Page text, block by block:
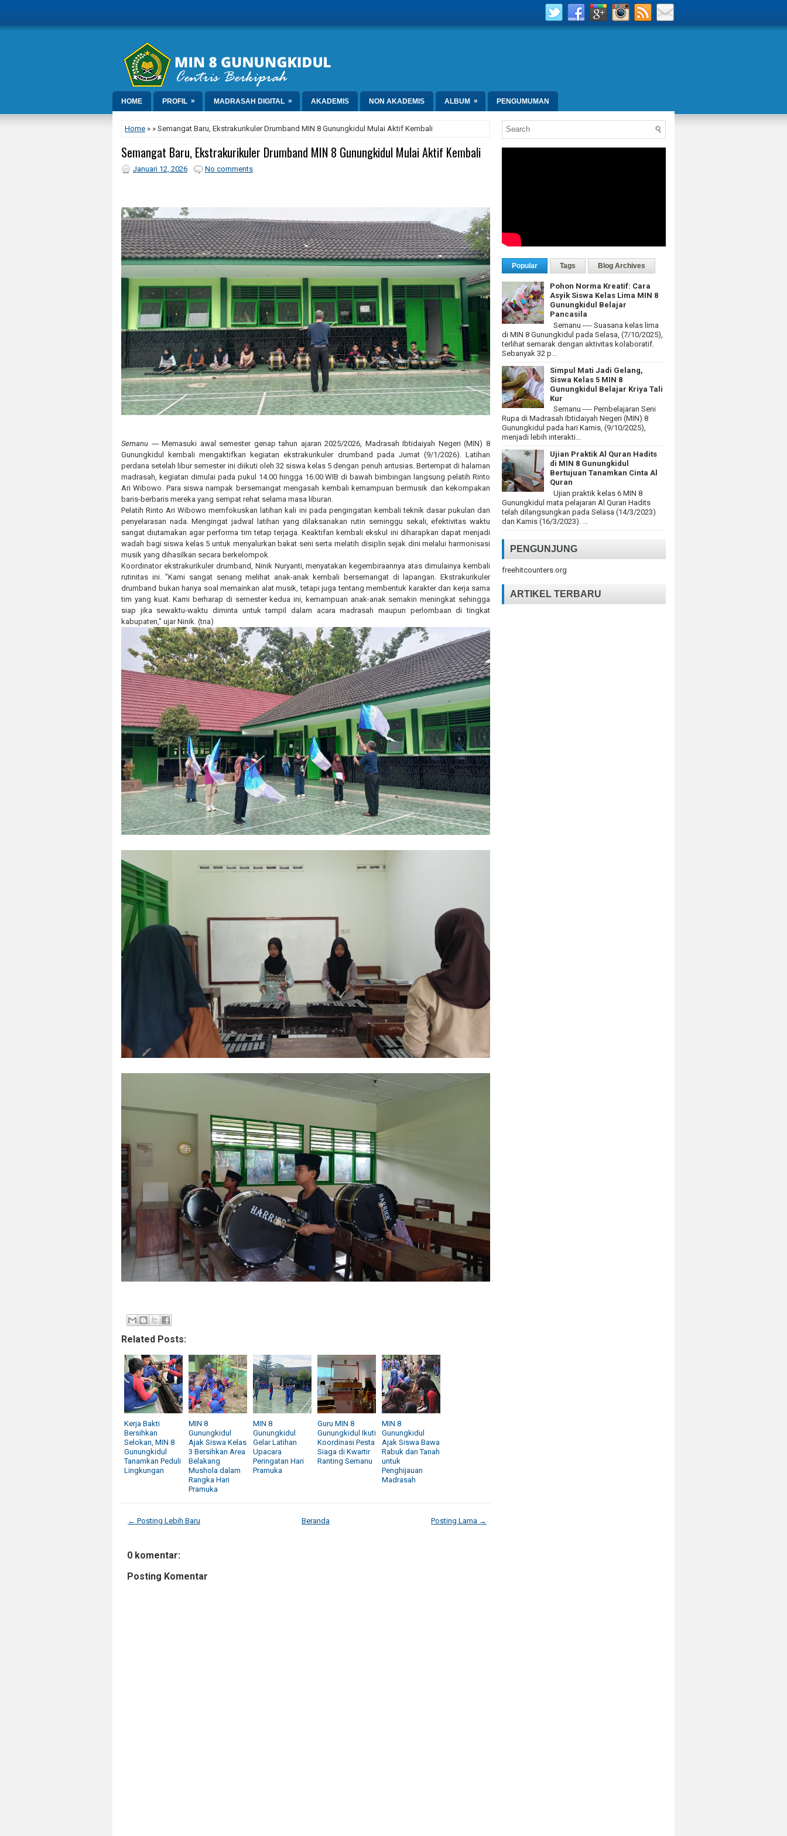
HOME PROFIL » MADRASAH DIGITAL » AKADEMIS NON AKADEMIS ALBUM » PENGUMUMAN
Home » » Semangat Baru, Ekstrakurikuler Drumband MIN 8 Gunungkidul Mulai Aktif Kembali
Semangat Baru, Ekstrakurikuler Drumband MIN 8 Gunungkidul Mulai Aktif Kembali
Januari 12, 2026 No comments
Semanu ----Memasuki awal semester genap tahun ajaran 2025/2026, Madrasah Ibtidaiyah Negeri (MIN) 8
Gunungkidul kembali mengaktifkan kegiatan ekstrakurikuler drumband pada Jumat (9/1/2026). Latihan
perdana setelah libur semester ini diikuti oleh 32 siswa kelas 5 dengan penuh antusias. Bertempat di halaman
madrasah, kegiatan dimulai pada pukul 14.00 hingga 16.00 WIB di bawah bimbingan langsung pelatih Rinto
Ari Wibowo. Para siswa nampak bersemangat mengasah kembali kemampuan bermusik dan kekompakan
baris-berbaris mereka yang sempat rehat selama masa liburan.
Pelatih Rinto Ari Wibowo memfokuskan latihan kali ini pada pengingatan kembali teknik dasar pukulan dan
penyelarasan nada. Mengingat jadwal latihan yang dilaksanakan rutin seminggu sekali, efektivitas waktu
sangat diutamakan agar performa tim tetap terjaga. Keaktifan kembali ekskul ini diharapkan dapat menjadi
wadah bagi siswa kelas 5 untuk menyalurkan bakat seni serta melatih disiplin sejak dini melalui harmonisasi
musik yang dihasilkan secara berkelompok.
Koordinator ekstrakurikuler drumband, Ninik Nuryanti, menyatakan kegembiraannya atas dimulainya kembali
rutinitas ini. "Kami sangat senang melihat anak-anak kembali bersemangat di lapangan. Ekstrakurikuler
drumband bukan hanya soal memainkan alat musik, tetapi juga tentang membentuk karakter dan kerja sama
tim yang kuat. Kami berharap di semester kedua ini, kemampuan anak-anak semakin meningkat sehingga
siap jika sewaktu-waktu diminta untuk tampil dalam acara madrasah maupun perlombaan di tingkat
kabupaten," ujar Ninik. (tna)
Related Posts:
Kerja Bakti
Bersihkan
Selokan, MIN 8
Gunungkidul
Tanamkan Peduli
Lingkungan
MIN 8
Gunungkidul
Ajak Siswa Kelas
3 Bersihkan Area
Belakang
Mushola dalam
Rangka Hari
Pramuka
MIN 8
Gunungkidul
Gelar Latihan
Upacara
Peringatan Hari
Pramuka
Guru MIN 8
Gunungkidul Ikuti
Koordinasi Pesta
Siaga di Kwartir
Ranting Semanu
MIN 8
Gunungkidul
Ajak Siswa Bawa
Rabuk dan Tanah
untuk
Penghijauan
Madrasah
← Posting Lebih Baru Posting Lama →
Beranda
0 komentar:
Posting Komentar
Popular Tags Blog Archives
Pohon Norma Kreatif: Cara
Asyik Siswa Kelas Lima MIN 8
Gunungkidul Belajar
Pancasila
Semanu ---- Suasana kelas lima
di MIN 8 Gunungkidul pada Selasa, (7/10/2025),
terlihat semarak dengan aktivitas kolaboratif.
Sebanyak 32 p...
Simpul Mati Jadi Gelang,
Siswa Kelas 5 MIN 8
Gunungkidul Belajar Kriya Tali
Kur
Semanu ---- Pembelajaran Seni
Rupa di Madrasah Ibtidaiyah Negeri (MIN) 8
Gunungkidul pada hari Kamis, (9/10/2025),
menjadi lebih interakti...
Ujian Praktik Al Quran Hadits
di MIN 8 Gunungkidul
Bertujuan Tanamkan Cinta Al
Quran
Ujian praktik kelas 6 MIN 8
Gunungkidul mata pelajaran Al Quran Hadits
telah dilangsungkan pada Selasa (14/3/2023)
dan Kamis (16/3/2023). ...
PENGUNJUNG
freehitcounters.org
ARTIKEL TERBARU